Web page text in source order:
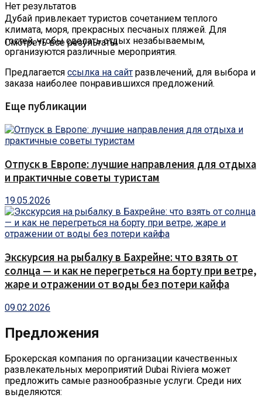
Нет результатов
Смотреть все результаты
Дубай привлекает туристов сочетанием теплого
климата, моря, прекрасных песчаных пляжей. Для
гостей, чтобы сделать отдых незабываемым,
организуются различные мероприятия.
Предлагается ссылка на сайт развлечений, для выбора и
заказа наиболее понравившихся предложений.
Еще публикации
Отпуск в Европе: лучшие направления для отдыха
и практичные советы туристам
19.05.2026
Экскурсия на рыбалку в Бахрейне: что взять от
солнца — и как не перегреться на борту при ветре,
жаре и отражении от воды без потери кайфа
09.02.2026
Предложения
Брокерская компания по организации качественных
развлекательных мероприятий Dubai Riviera может
предложить самые разнообразные услуги. Среди них
выделяются: